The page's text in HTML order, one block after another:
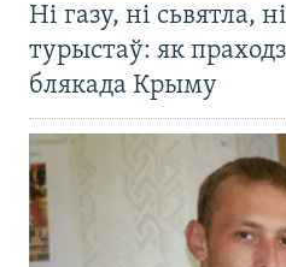
Ні газу, ні сьвятла,
турыстаў: як
блякада Крыму